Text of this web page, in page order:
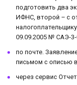
подготовить два
ИФНС, второй – с
09.09.2005 № САЭ-
по почте.
письмом с описью
через сервис